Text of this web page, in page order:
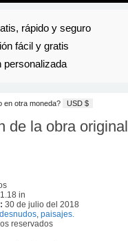
rápido y seguro
fácil y gratis
personalizada
en otra moneda? USD $
de la obra original
in
30 de julio del 2018
desnudos, paisajes.
reservados